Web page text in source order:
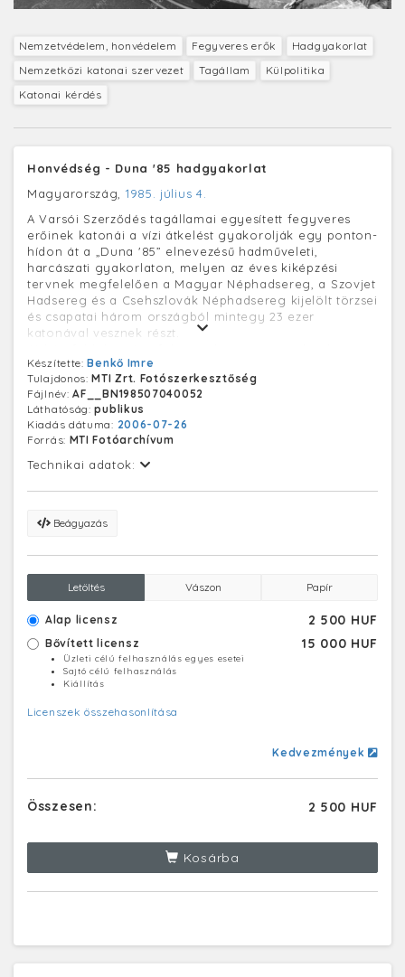
Nemzetvédelem, honvédelem Fegyveres erők
Hadgyakorlat
Nemzetközi katonai szervezet
Tagállam
Külpolitika
Katonai kérdés
Honvédség - Duna '85 hadgyakorlat
Magyarország, 1985. július 4.
A Varsói Szerződés tagállamai egyesített fegyveres
erőinek katonái a vízi átkelést gyakorolják egy ponton-
hídon át a „Duna '85” elnevezésű hadműveleti,
harcászati gyakorlaton, melyen az éves kiképzési
tervnek megfelelően a Magyar Néphadsereg, a Szovjet
Hadsereg és a Csehszlovák Néphadsereg kijelölt törzsei
és csapatai három országból mintegy 23 ezer
katonával vesznek részt.
frissülhetnek.)
Készítette:Benkő Imre
Tulajdonos:MTI Zrt. Fotószerkesztőség
Fájlnév:AF__BN198507040052
Láthatóság:publikus
Kiadás dátuma: 2006-07-26
Forrás: MTI Fotóarchívum
Technikai adatok:
Beágyazás
Letöltés Vászon Papír
Alap licensz 2 500 HUF
Bővített licensz 15 000 HUF
Üzleti célú felhasználás egyes esetei
Sajtó célú felhasználás
Kiállítás
Licenszek összehasonlítása
Kedvezmények
Összesen: 2 500 HUF
Kosárba